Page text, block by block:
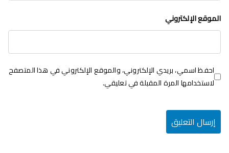
الموقع الإلكتروني
احفظ اسمي، بريدي الإلكتروني، والموقع الإلكتروني في هذا المتصفح
لاستخدامها المرة المقبلة في تعليقي.